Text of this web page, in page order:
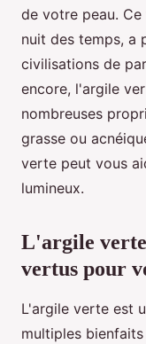
de votre peau.
nuit des temps, a
civilisations de
encore, l'argile
nombreuses
grasse ou
verte peut vous
lumineux.
L'argile
vertus pour
L'argile verte est
multiples